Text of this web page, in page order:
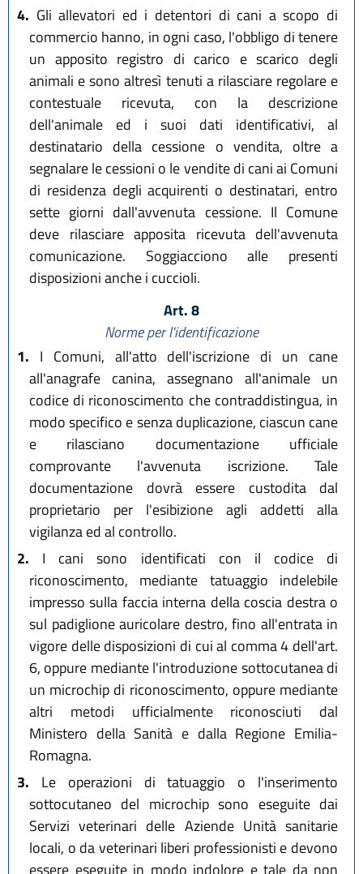
4. Gli allevatori ed i detentori di cani a scopo di
commercio hanno, in ogni caso, l'obbligo di tenere
un apposito registro di carico e scarico degli
animali e sono altresì tenuti a rilasciare regolare e
contestuale ricevuta, con la descrizione
dell'animale ed i suoi dati identificativi, al
destinatario della cessione o vendita, oltre a
segnalare le cessioni o le vendite di cani ai Comuni
di residenza degli acquirenti o destinatari, entro
sette giorni dall'avvenuta cessione. Il Comune
deve rilasciare apposita ricevuta dell'avvenuta
comunicazione. Soggiacciono alle presenti
disposizioni anche i cuccioli.
Art. 8
Norme per l'identificazione
1. I Comuni, all'atto dell'iscrizione di un cane
all'anagrafe canina, assegnano all'animale un
codice di riconoscimento che contraddistingua, in
modo specifico e senza duplicazione, ciascun cane
e rilasciano documentazione ufficiale
comprovante l'avvenuta iscrizione. Tale
documentazione dovrà essere custodita dal
proprietario per l'esibizione agli addetti alla
vigilanza ed al controllo.
2. I cani sono identificati con il codice di
riconoscimento, mediante tatuaggio indelebile
impresso sulla faccia interna della coscia destra o
sul padiglione auricolare destro, fino all'entrata in
vigore delle disposizioni di cui al comma 4 dell'art.
6, oppure mediante l'introduzione sottocutanea di
un microchip di riconoscimento, oppure mediante
altri metodi ufficialmente riconosciuti dal
Ministero della Sanità e dalla Regione Emilia-
Romagna.
3. Le operazioni di tatuaggio o l'inserimento
sottocutaneo del microchip sono eseguite dai
Servizi veterinari delle Aziende Unità sanitarie
locali, o da veterinari liberi professionisti e devono
essere eseguite in modo indolore e tale da non